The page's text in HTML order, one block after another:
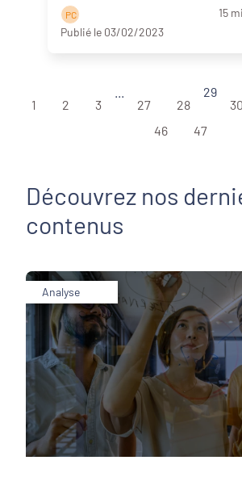
Lire la suite
P C
15
Publié le 03/02/2023
1 2 3
27
28
29
30
46
47
Découvrez nos
contenus
Analyse